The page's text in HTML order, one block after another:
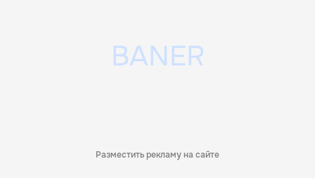
Разместить рекламу на сайте